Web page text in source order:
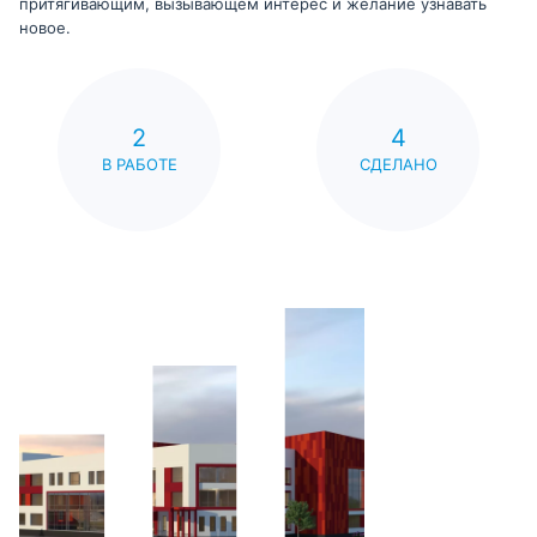
притягивающим, вызывающем интерес и желание узнавать
новое.
2
В РАБОТЕ
4
СДЕЛАНО